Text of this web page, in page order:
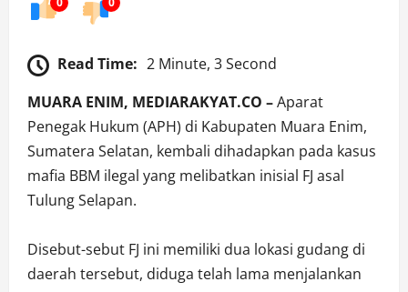
Read Time: 2 Minute, 3 Second
MUARA ENIM, MEDIARAKYAT.CO –Aparat
Penegak Hukum (APH) di Kabupaten Muara Enim,
Sumatera Selatan, kembali dihadapkan pada kasus
mafia BBM ilegal yang melibatkan inisial FJ asal
Tulung Selapan.
Disebut-sebut FJ ini memiliki dua lokasi gudang di
daerah tersebut, diduga telah lama menjalankan